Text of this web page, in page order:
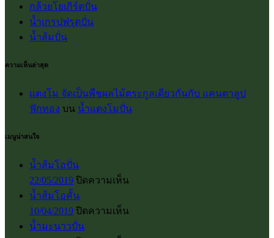
กล้วยโยเกิร์ตปั่น
น้ำเกรปฟรุตปั่น
น้ำส้มปั่น
ความเห็นล่าสุด
แตงโม จัดเป็นพืชผลไม้ตระกูลเดียวกันกับ แคนตาลูป
ฟักทอง บน น้ำแตงโมปั่น
เมนูน่าสนใจ
น้ำส้มโอปั่น
22/05/2019 ปิดความเห็นบน
โอ
น้ำส้มโอคั้น
10/04/2019 ปิดความเห็นบน
น้ำมะนาวปั่น